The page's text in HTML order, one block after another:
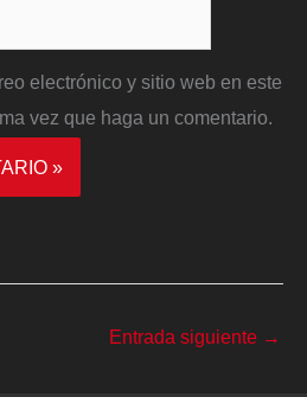
electrónico y sitio web en este
vez que haga un comentario.
Entrada siguiente →